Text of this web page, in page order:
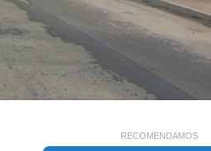
RECOMENDAMOS